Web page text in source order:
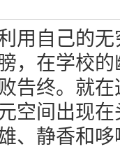
用自己的
，在学校
告终。就
空间出现
、静香和